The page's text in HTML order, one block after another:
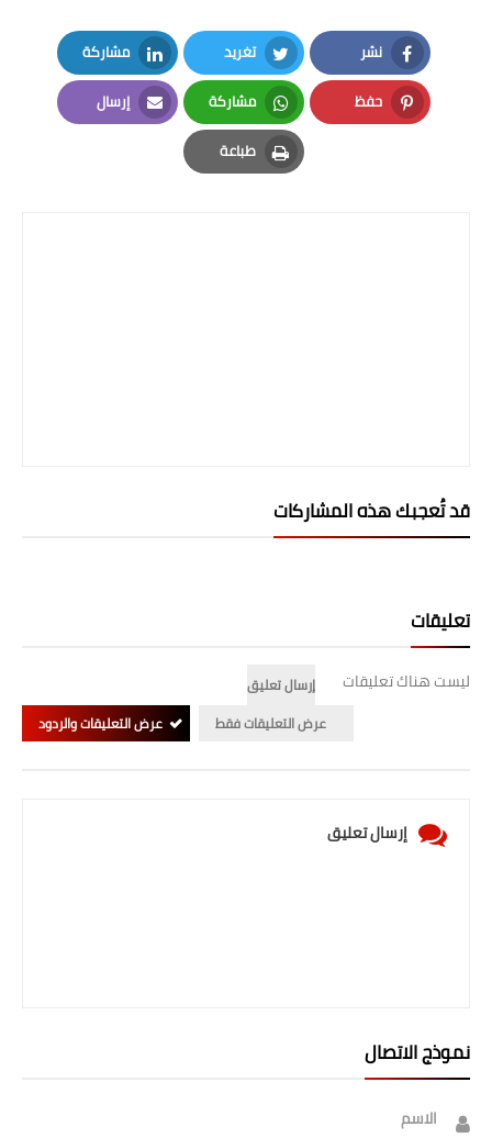
ملازم دراسية
المرحلة الابتدائية
المرحلة المتوسطة
اخبار وقرارات وزارة التعليم
نشر
Facebook
تغريد
Twitter
مشاركة
LinkedIn
حفظ
Pinterest
مشاركة
Whatsapp
إرسال
Email
طباعة
Print
قد تُعجبك هذه المشاركات
تعليقات
ليست هناك تعليقات
إرسال تعليق
عرض التعليقات فقط
عرض التعليقات والردود
إرسال تعليق
نموذج الاتصال
الاسم